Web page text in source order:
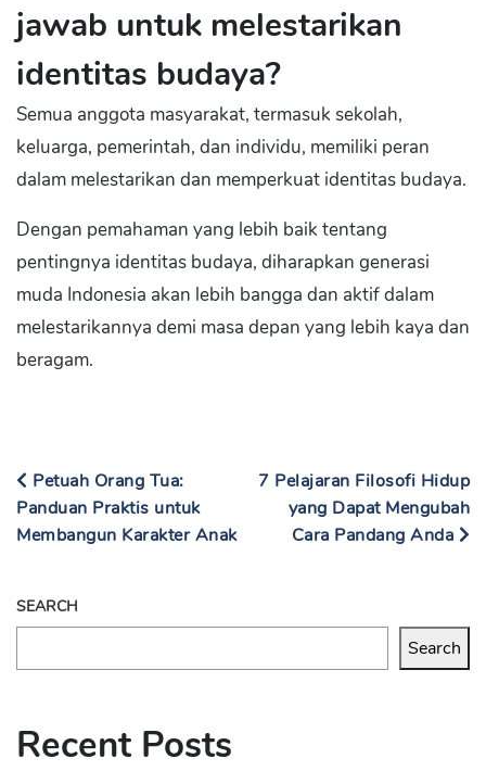
jawab untuk melestarikan
identitas budaya?
Semua anggota masyarakat, termasuk sekolah,
keluarga, pemerintah, dan individu, memiliki peran
dalam melestarikan dan memperkuat identitas budaya.
Dengan pemahaman yang lebih baik tentang
pentingnya identitas budaya, diharapkan generasi
muda Indonesia akan lebih bangga dan aktif dalam
melestarikannya demi masa depan yang lebih kaya dan
beragam.
Petuah Orang Tua:
Panduan Praktis untuk
Membangun Karakter Anak
7 Pelajaran Filosofi Hidup
yang Dapat Mengubah
Cara Pandang Anda
SEARCH
Search
Recent Posts